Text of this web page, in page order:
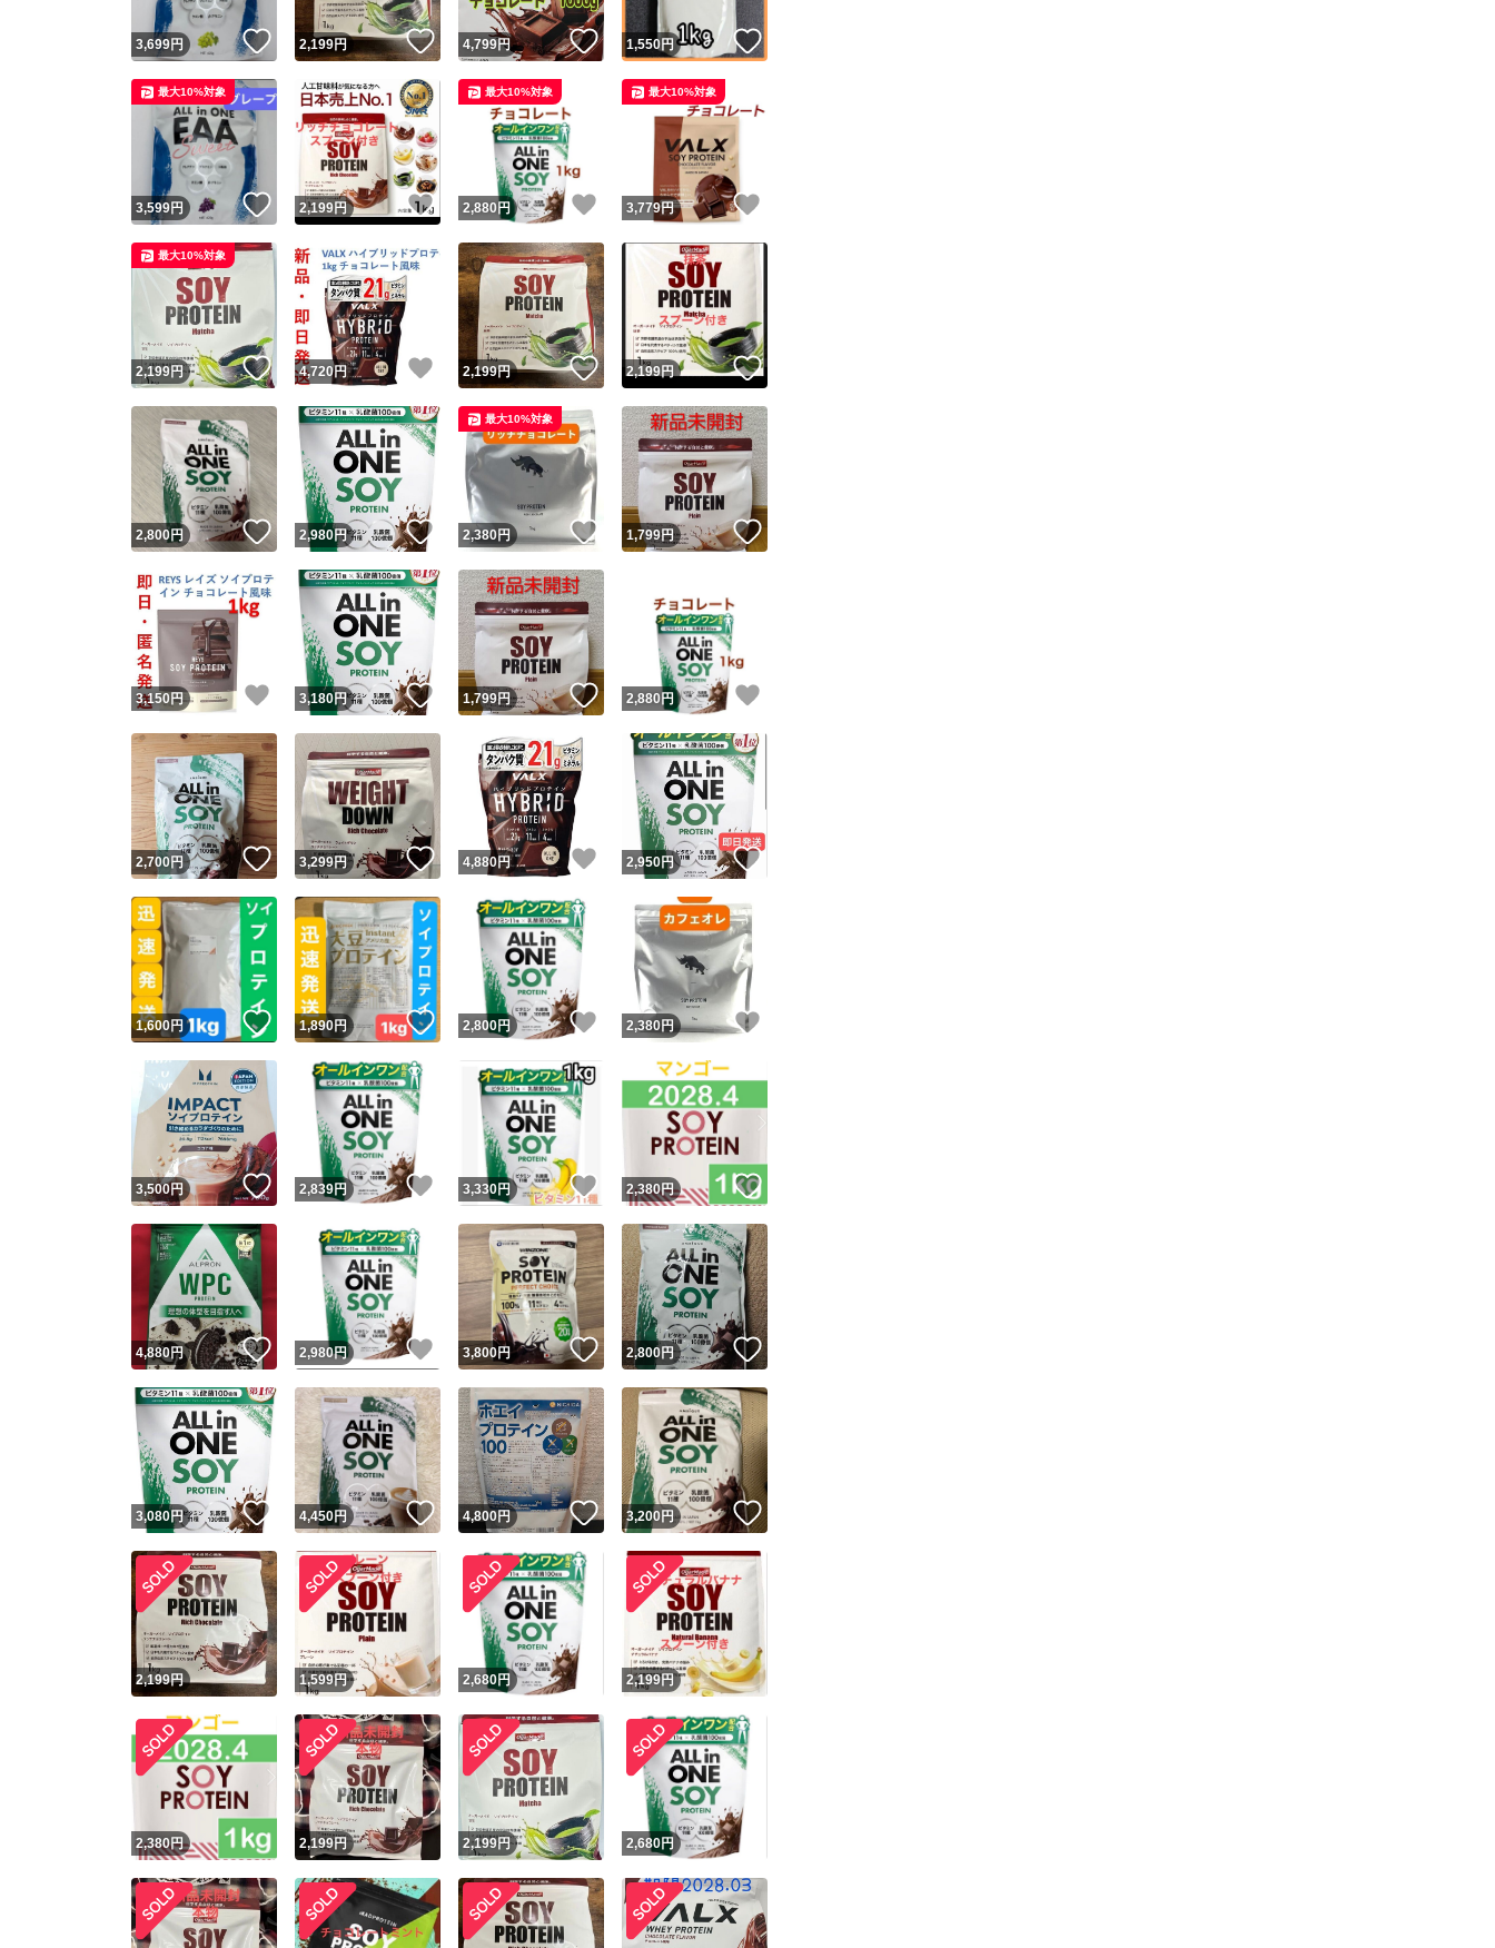
ユーザーの実績について
Yahoo!フリマが定めた一定の基準を満たしたユーザーにバッジを付与しています
安心取引出品者
安心取引出品者 Yahoo!フリマの基準をクリアした安心・安全なユーザーです
取引実績
取引実績◯+ このユーザーはYahoo!フリマの取引を完了させた実績があります
他フリマ実績◯+ このユーザーは他フリマサービスでの取引実績があります
スピード&安心発送
※このバッジは実績に基づく表示であり、発送を保証しているものではありません
スピード＆安心発送
このユーザーは高頻度で24時間以内＆設定した発送日数内に発送してい
スピード発送 このユーザーは高頻度で24時間以内に発送しています
安心発送 このユーザーは設定した発送日数内に発送しています
この商品の情報をコピーします
商品画像の無断転載は禁止されています
コピーは1商品につき1回です
出品ページへ
3,699円 いいね！
2,199円 いいね！
4,799円 いいね！
1,550円
3,599円 いいね！
最大10%対象
2,199円 いいね！
2,880 円 いいね！
最大10%対象
3,779円
最大10%対象
2,199円 いいね！
最大10%対象
4,720円 いいね！
2,199円 いいね！
2,199円 いいね！
2,800円 いいね！
2,980円 いいね！
2,380円 いいね！
最大10%対象
1,799円 いいね！
3,150円 いいね！
3,180円 いいね！
1,799円 いいね！
2,880 円
2,700円 いいね！
3,299円 いいね！
4,880円 いいね！
2,950円
1,600円 いいね！
1,890円 いいね！
2,800円 いいね！
2,380円
3,500円 いいね！
2,839円 いいね！
3,330円 いいね！
2,380円
4,880円 いいね！
2,980円 いいね！
3,800円 いいね！
2,800円 いいね！
3,080円 いいね！
4,450円 いいね！
4,800円 いいね！
3,200円 いいね！
2,199円 1,599円 2,680円 2,199円
2,380円 2,199円 2,199円 2,680円